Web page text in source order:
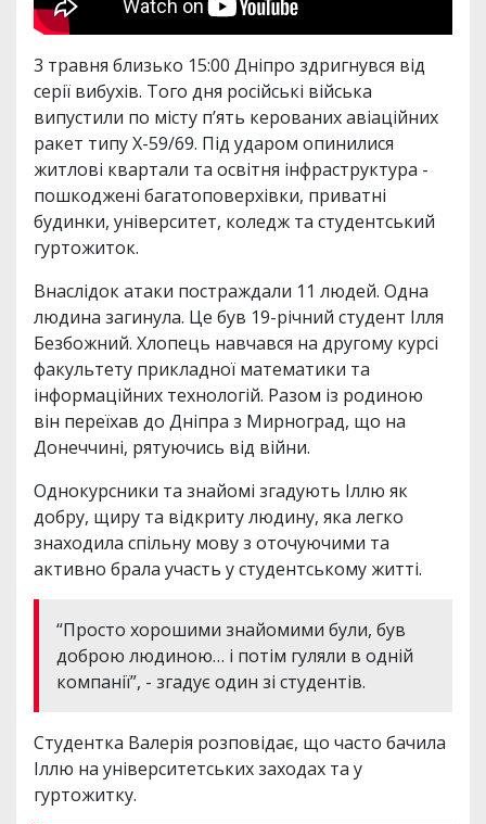
3 травня близько 15:00 Дніпро здригнувся від
серії вибухів. Того дня російські війська
випустили по місту п’ять керованих авіаційних
ракет типу Х-59/69. Під ударом опинилися
житлові квартали та освітня інфраструктура -
пошкоджені багатоповерхівки, приватні
будинки, університет, коледж та студентський
гуртожиток.
Внаслідок атаки постраждали 11 людей. Одна
людина загинула. Це був 19-річний студент Ілля
Безбожний. Хлопець навчався на другому курсі
факультету прикладної математики та
інформаційних технологій. Разом із родиною
він переїхав до Дніпра з Мирноград, що на
Донеччині, рятуючись від війни.
Однокурсники та знайомі згадують Іллю як
добру, щиру та відкриту людину, яка легко
знаходила спільну мову з оточуючими та
активно брала участь у студентському житті.
“Просто хорошими знайомими були, був
доброю людиною… і потім гуляли в одній
компанії”, - згадує один зі студентів.
Студентка Валерія розповідає, що часто бачила
Іллю на університетських заходах та у
гуртожитку.